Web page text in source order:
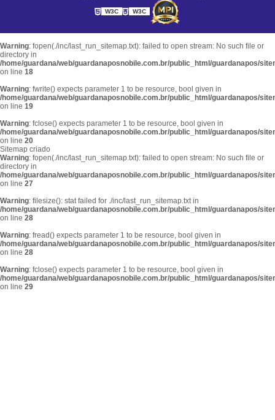
W3C W3C
Warning: fopen(./inc/last_run_sitemap.txt): failed to open stream: No such file or
directory in
/home/guardana/web/guardanaposnobile.com.br/public_html/guardanapos/
on line 18
Warning: fwrite() expects parameter 1 to be resource, bool given in
/home/guardana/web/guardanaposnobile.com.br/public_html/guardanapos/
on line 19
Warning: fclose() expects parameter 1 to be resource, bool given in
/home/guardana/web/guardanaposnobile.com.br/public_html/guardanapos/
on line 20
Sitemap criado
Warning: fopen(./inc/last_run_sitemap.txt): failed to open stream: No such file or
directory in
/home/guardana/web/guardanaposnobile.com.br/public_html/guardanapos/
on line 27
Warning: filesize(): stat failed for ./inc/last_run_sitemap.txt in
/home/guardana/web/guardanaposnobile.com.br/public_html/guardanapos/
on line 28
Warning: fread() expects parameter 1 to be resource, bool given in
/home/guardana/web/guardanaposnobile.com.br/public_html/guardanapos/
on line 28
Warning: fclose() expects parameter 1 to be resource, bool given in
/home/guardana/web/guardanaposnobile.com.br/public_html/guardanapos/
on line 29